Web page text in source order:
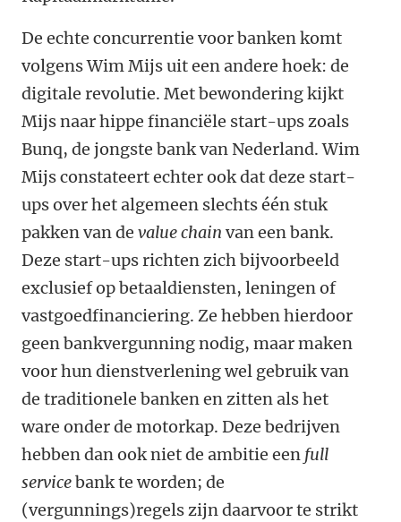
De echte concurrentie voor banken komt
volgens Wim Mijs uit een andere hoek: de
digitale revolutie. Met bewondering kijkt
Mijs naar hippe financiële start-ups zoals
Bunq, de jongste bank van Nederland. Wim
Mijs constateert echter ook dat deze start-
ups over het algemeen slechts één stuk
pakken van de value chain van een bank.
Deze start-ups richten zich bijvoorbeeld
exclusief op betaaldiensten, leningen of
vastgoedfinanciering. Ze hebben hierdoor
geen bankvergunning nodig, maar maken
voor hun dienstverlening wel gebruik van
de traditionele banken en zitten als het
ware onder de motorkap. Deze bedrijven
hebben dan ook niet de ambitie een full
servicebank te worden; de
(vergunnings)regels zijn daarvoor te strikt